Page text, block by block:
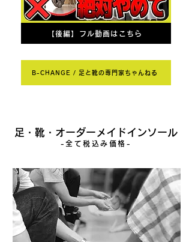
【後編】フル動画はこちら
B-CHANGE / 足と靴の専門家ちゃんねる
足・靴・オーダーメイドインソール
-全て税込み価格-